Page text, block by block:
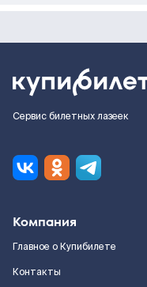
Сервис билетных лазеек
Компания
Главное о Купибилете
Контакты